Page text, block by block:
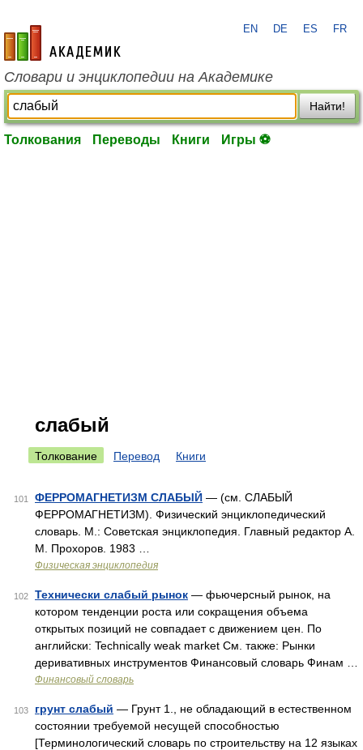
academic.ru
EN DE ES FR
Словари и энциклопедии на Академике
Найти!
Толкования Переводы Книги Игры ⚽
слабый
Толкование Перевод Книги
101 ФЕРРОМАГНЕТИЗМ СЛАБЫЙ — (см. СЛАБЫЙ
ФЕРРОМАГНЕТИЗМ). Физический энциклопедический
словарь. М.: Советская энциклопедия. Главный редактор А.
М. Прохоров. 1983 …
Физическая энциклопедия
102 Технически слабый рынок — фьючерсный рынок, на
котором тенденции роста или сокращения объема
открытых позиций не совпадает с движением цен. По
английски: Technically weak market См. также: Рынки
деривативных инструментов Финансовый словарь Финам …
Финансовый словарь
103 грунт слабый — Грунт 1., не обладающий в естественном
состоянии требуемой несущей способностью
[Терминологический словарь по строительству на 12 языках